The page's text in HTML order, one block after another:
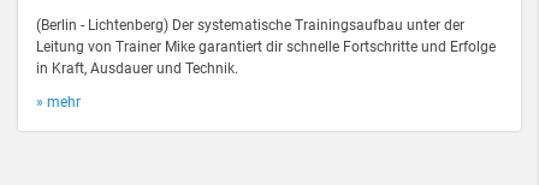
(Berlin - Lichtenberg) Der systematische Trainingsaufbau unter der
Leitung von Trainer Mike garantiert dir schnelle Fortschritte und Erfolge
in Kraft, Ausdauer und Technik.
» mehr